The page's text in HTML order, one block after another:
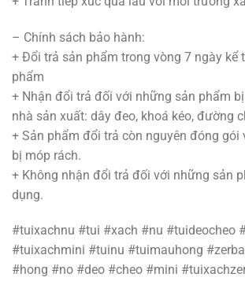
– Chính sách bảo hành:
+ Đổi trả sản phẩm trong vòng 7 ngày kể
phẩm
+ Nhận đổi trả đối với những sản phẩm
nhà sản xuất: dây đeo, khoá kéo, đường
+ Sản phẩm đổi trả còn nguyên đóng gói
bị móp rách.
+ Không nhận đổi trả đối với những sản
dụng.
#tuixachnu #tui #xach #nu #tuideocheo
#tuixachmini #tuinu #tuimauhong
#hong #no #deo #cheo #mini